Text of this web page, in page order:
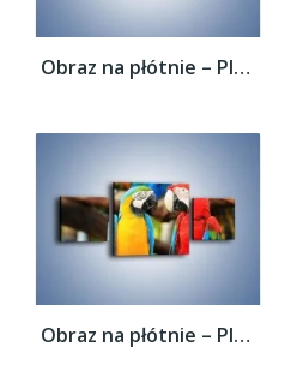
Obraz na płótnie – Ploty papuzie –...
Obraz na płótnie – Ploty papuzie –...